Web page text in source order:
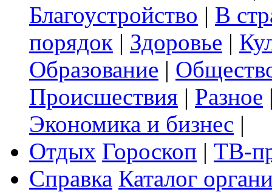
Благоустройство | В
порядок | Здоровье |
Образование |
Происшествия | Разное
Экономика и бизнес |
Отдых Гороскоп | ТВ-
Справка Каталог